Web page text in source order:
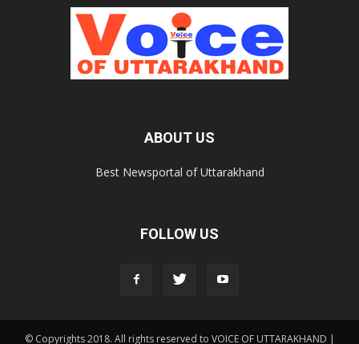
ABOUT US
Best Newsportal of Uttarakhand
FOLLOW US
© Copyrights 2018. All rights reserved to VOICE OF UTTARAKHAND |